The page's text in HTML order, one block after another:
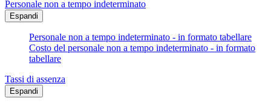
Personale non a tempo indeterminato
Espandi
Personale non a tempo indeterminato - in formato tabellare
Costo del personale non a tempo indeterminato - in formato
tabellare
Tassi di assenza
Espandi